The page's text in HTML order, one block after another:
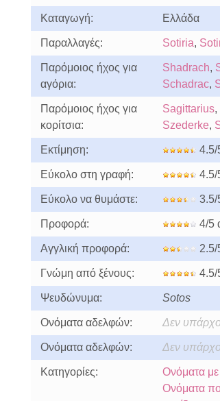
Καταγωγή: Ελλάδα
Παραλλαγές: Sotiria,
Παρόμοιος ήχος για
αγόρια:
Shadrach,
Schadrac,
Παρόμοιος ήχος για
κορίτσια:
Sagittarius,
Szederke,
Εκτίμηση: 4.5/
Εύκολο στη γραφή: 4.5/
Εύκολο να θυμάστε: 3.5/
Προφορά: 4/5
Αγγλική προφορά: 2.5/
Γνώμη από ξένους: 4.5/
Ψευδώνυμα: Sotos
Ονόματα αδελφών: Δεν
Ονόματα αδελφών: Δεν
Κατηγορίες: Ονόματα
Ονόματα